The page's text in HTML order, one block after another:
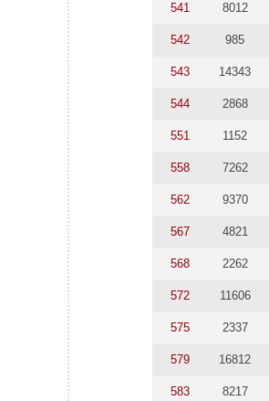
541 8012
542 985
543 14343
544 2868
551 1152
558 7262
562 9370
567 4821
568 2262
572 11606
575 2337
579 16812
583 8217